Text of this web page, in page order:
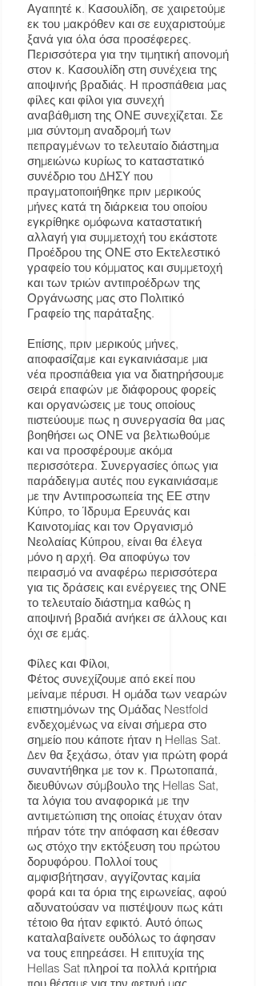
Αγαπητέ κ. Κασουλίδη, σε χαιρετούμε
εκ του μακρόθεν και σε ευχαριστούμε
ξανά για όλα όσα προσέφερες.
Περισσότερα για την τιμητική απονομή
στον κ. Κασουλίδη στη συνέχεια της
αποψινής βραδιάς. Η προσπάθεια μας
φίλες και φίλοι για συνεχή
αναβάθμιση της ΟΝΕ συνεχίζεται. Σε
μια σύντομη αναδρομή των
πεπραγμένων το τελευταίο διάστημα
σημειώνω κυρίως το καταστατικό
συνέδριο του ΔΗΣΥ που
πραγματοποιήθηκε πριν μερικούς
μήνες κατά τη διάρκεια του οποίου
εγκρίθηκε ομόφωνα καταστατική
αλλαγή για συμμετοχή του εκάστοτε
Προέδρου της ΟΝΕ στο Εκτελεστικό
γραφείο του κόμματος και συμμετοχή
και των τριών αντιπροέδρων της
Οργάνωσης μας στο Πολιτικό
Γραφείο της παράταξης.
Επίσης, πριν μερικούς μήνες,
αποφασίζαμε και εγκαινιάσαμε μια
νέα προσπάθεια για να διατηρήσουμε
σειρά επαφών με διάφορους φορείς
και οργανώσεις με τους οποίους
πιστεύουμε πως η συνεργασία θα μας
βοηθήσει ως ΟΝΕ να βελτιωθούμε
και να προσφέρουμε ακόμα
περισσότερα. Συνεργασίες όπως για
παράδειγμα αυτές που εγκαινιάσαμε
με την Αντιπροσωπεία της ΕΕ στην
Κύπρο, το Ίδρυμα Ερευνάς και
Καινοτομίας και τον Οργανισμό
Νεολαίας Κύπρου, είναι θα έλεγα
μόνο η αρχή. Θα αποφύγω τον
πειρασμό να αναφέρω περισσότερα
για τις δράσεις και ενέργειες της ΟΝΕ
το τελευταίο διάστημα καθώς η
αποψινή βραδιά ανήκει σε άλλους και
όχι σε εμάς.
Φίλες και Φίλοι,
Φέτος συνεχίζουμε από εκεί που
μείναμε πέρυσι. Η ομάδα των νεαρών
επιστημόνων της Ομάδας Nestfold
ενδεχομένως να είναι σήμερα στο
σημείο που κάποτε ήταν η Hellas Sat.
Δεν θα ξεχάσω, όταν για πρώτη φορά
συναντήθηκα με τον κ. Πρωτοπαπά,
διευθύνων σύμβουλο της Hellas Sat,
τα λόγια του αναφορικά με την
αντιμετώπιση της οποίας έτυχαν όταν
πήραν τότε την απόφαση και έθεσαν
ως στόχο την εκτόξευση του πρώτου
δορυφόρου. Πολλοί τους
αμφισβήτησαν, αγγίζοντας καμία
φορά και τα όρια της ειρωνείας, αφού
αδυνατούσαν να πιστέψουν πως κάτι
τέτοιο θα ήταν εφικτό. Αυτό όπως
καταλαβαίνετε ουδόλως το άφησαν
να τους επηρεάσει. Η επιτυχία της
Hellas Sat πληροί τα πολλά κριτήρια